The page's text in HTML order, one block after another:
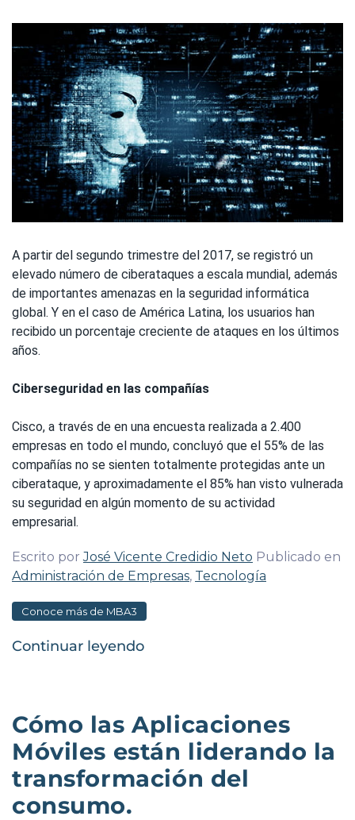
A partir del segundo trimestre del 2017, se registró un
elevado número de ciberataques a escala mundial, además
de importantes amenazas en la seguridad informática
global. Y en el caso de América Latina, los usuarios han
recibido un porcentaje creciente de ataques en los últimos
años.
Ciberseguridad en las compañías
Cisco, a través de en una encuesta realizada a 2.400
empresas en todo el mundo, concluyó que el 55% de las
compañías no se sienten totalmente protegidas ante un
ciberataque, y aproximadamente el 85% han visto vulnerada
su seguridad en algún momento de su actividad
empresarial.
Escrito porJosé Vicente Credidio Neto Publicado en
Administración de Empresas, Tecnología
Conoce más de MBA3
Continuar leyendo
Cómo las Aplicaciones
Móviles están liderando la
transformación del
consumo.